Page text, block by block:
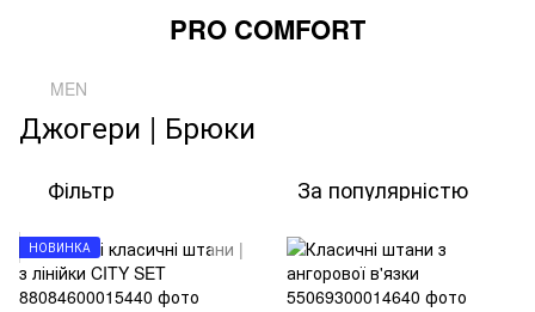
PRO COMFORT
MEN
Джогери | Брюки
Фільтр За популярністю
НОВИНКА